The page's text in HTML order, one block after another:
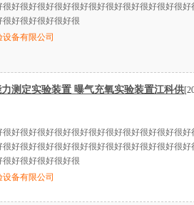
很好很好很好很好很好很好很好很好很好很好很好
很好很好很好很好很
备有限公司
测定实验装置 曝气充氧实验装置江科供
很好很好很好很好很好很好很好很好很好很好很好
很好很好很好很好很好很好很好很好很好很好很好
很好很好很好很好很
备有限公司